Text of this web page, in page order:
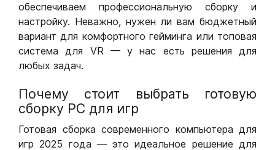
обеспечиваем профессиональную сборку и
настройку. Неважно, нужен ли вам бюджетный
вариант для комфортного гейминга или топовая
система для VR — у нас есть решения для
любых задач.
Почему стоит выбрать готовую
сборку РС для игр
Готовая сборка современного компьютера для
игр 2025 года — это идеальное решение для